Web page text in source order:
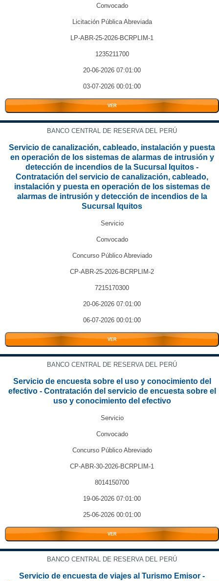
Convocado
Licitación Pública Abreviada
LP-ABR-25-2026-BCRPLIM-1
1235211700
20-06-2026 07:01:00
03-07-2026 00:01:00
VER
BANCO CENTRAL DE RESERVA DEL PERÚ
Servicio de canalización, cableado, instalación y puesta
en operación de los sistemas de alarmas de intrusión y
detección de incendios de la Sucursal Iquitos -
Contratación del servicio de canalización, cableado,
instalación y puesta en operación de los sistemas de
alarmas de intrusión y detección de incendios de la
Sucursal Iquitos
Servicio
Convocado
Concurso Público Abreviado
CP-ABR-25-2026-BCRPLIM-2
7215170300
20-06-2026 07:01:00
06-07-2026 00:01:00
VER
BANCO CENTRAL DE RESERVA DEL PERÚ
Servicio de encuesta sobre el uso y conocimiento del
efectivo - Contratación del servicio de encuesta sobre el
uso y conocimiento del efectivo
Servicio
Convocado
Concurso Público Abreviado
CP-ABR-30-2026-BCRPLIM-1
8014150700
19-06-2026 07:01:00
25-06-2026 00:01:00
VER
BANCO CENTRAL DE RESERVA DEL PERÚ
Servicio de encuesta de viajes al Turismo Emisor -